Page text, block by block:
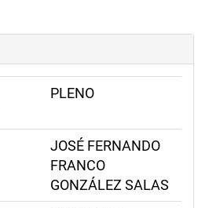
PLENO
JOSÉ FERNANDO
FRANCO
GONZÁLEZ SALAS